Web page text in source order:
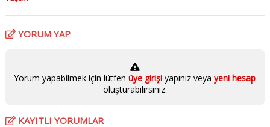
YORUM YAP
Yorum yapabilmek için lütfenüye girişiyapınız veya yeni hesap
oluşturabilirsiniz.
KAYITLI YORUMLAR